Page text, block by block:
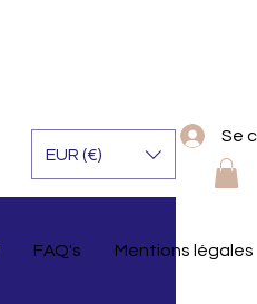
Se
EUR (€)
FAQ's Mentions légales